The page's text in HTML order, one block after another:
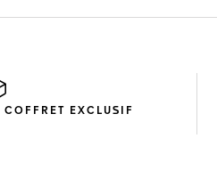
COFFRET EXCLUSIF